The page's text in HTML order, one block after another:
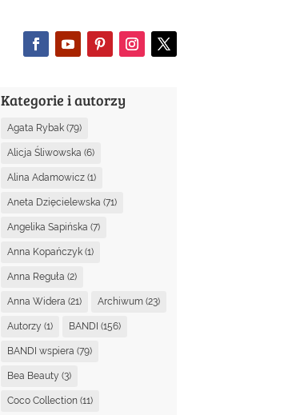
Kategorie i autorzy
Agata Rybak (79)
Alicja Śliwowska (6)
Alina Adamowicz (1)
Aneta Dzięcielewska (71)
Angelika Sapińska (7)
Anna Kopańczyk (1)
Anna Reguła (2)
Anna Widera (21) Archiwum (23)
Autorzy (1) BANDI (156)
BANDI wspiera (79)
Bea Beauty (3)
Coco Collection (11)